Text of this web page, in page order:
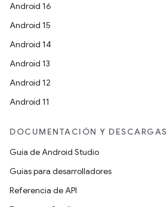
Android 16
Android 15
Android 14
Android 13
Android 12
Android 11
DOCUMENTACIÓN Y DESCARGAS
Guía de Android Studio
Guías para desarrolladores
Referencia de API